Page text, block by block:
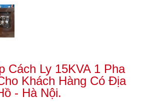
Cách Ly 15KVA 1 Pha
Khách Hàng Có Địa
- Hà Nội.